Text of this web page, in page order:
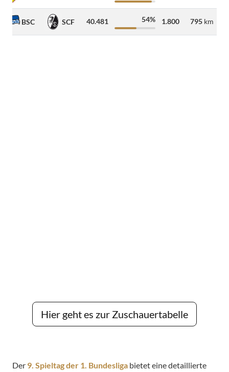
BSC SCF 40.481 54% 1.800 795 km
Hier geht es zur Zuschauertabelle
Der 9. Spieltag der 1. Bundesliga bietet eine detaillierte